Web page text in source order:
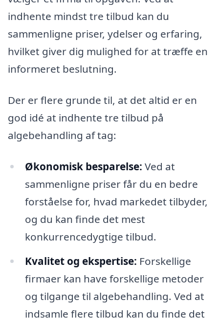
indhente mindst tre tilbud kan du
sammenligne priser, ydelser og erfaring,
hvilket giver dig mulighed for at træffe en
informeret beslutning.
Der er flere grunde til, at det altid er en
god idé at indhente tre tilbud på
algebehandling af tag:
Økonomisk besparelse: Ved at
sammenligne priser får du en bedre
forståelse for, hvad markedet tilbyder,
og du kan finde det mest
konkurrencedygtige tilbud.
Kvalitet og ekspertise: Forskellige
firmaer kan have forskellige metoder
og tilgange til algebehandling. Ved at
indsamle flere tilbud kan du finde det